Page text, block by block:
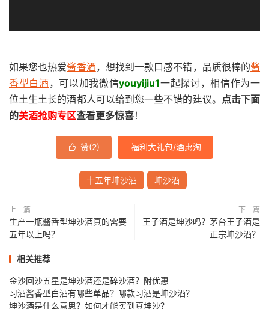
如果您也热爱酱香酒，想找到一款口感不错，品质很棒的酱
香型白酒，可以加我微信youyijiu1一起探讨，相信作为一
位土生土长的酒都人可以给到您一些不错的建议。 点击下面
的美酒抢购专区查看更多惊喜！
 赞(2) 福利大礼包/酒惠淘
十五年坤沙酒 坤沙酒
上一篇
生产一瓶酱香型坤沙酒真的需要
五年以上吗？
下一篇
王子酒是坤沙吗？茅台王子酒是
正宗坤沙酒？
相关推荐
金沙回沙五星是坤沙酒还是碎沙酒？附优惠
习酒酱香型白酒有哪些单品？哪款习酒是坤沙酒？
坤沙酒是什么意思？如何才能买到真坤沙？